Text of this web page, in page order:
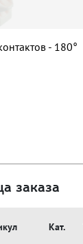
- 180°
заказа
Кат.